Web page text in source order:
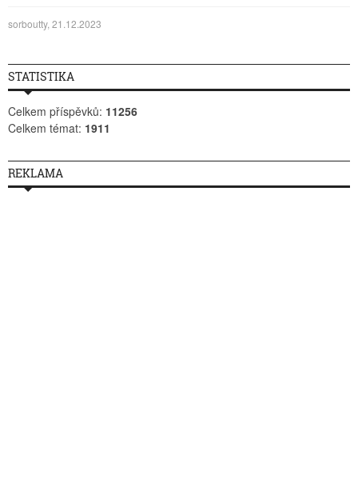
sorboutty, 21.12.2023
STATISTIKA
Celkem příspěvků: 11256
Celkem témat: 1911
REKLAMA